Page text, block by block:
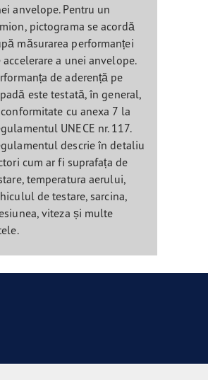
anvelope. Pentru un
pictograma se acordă
măsurarea performanței
accelerare a unei anvelope.
de aderență pe
este testată, în general,
cu anexa 7 la
UNECE nr. 117.
descrie în detaliu
cum ar fi suprafața de
temperatura aerului,
de testare, sarcina,
viteza și multe